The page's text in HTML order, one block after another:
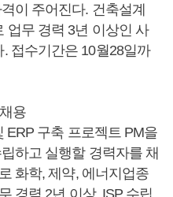
이 주어진다. 건축설계
업무 경력 3년 이상인 사
접수기간은 10월28일까
용
ERP 구축 프로젝트 PM을
하고 실행할 경력자를 채
화학, 제약, 에너지업종